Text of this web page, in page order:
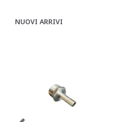
NUOVI ARRIVI